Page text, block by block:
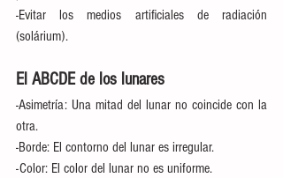
-Evitar los medios artificiales de radiación
(solárium).
El ABCDE de los lunares
-Asimetría: Una mitad del lunar no coincide con la
otra.
-Borde: El contorno del lunar es irregular.
-Color: El color del lunar no es uniforme.